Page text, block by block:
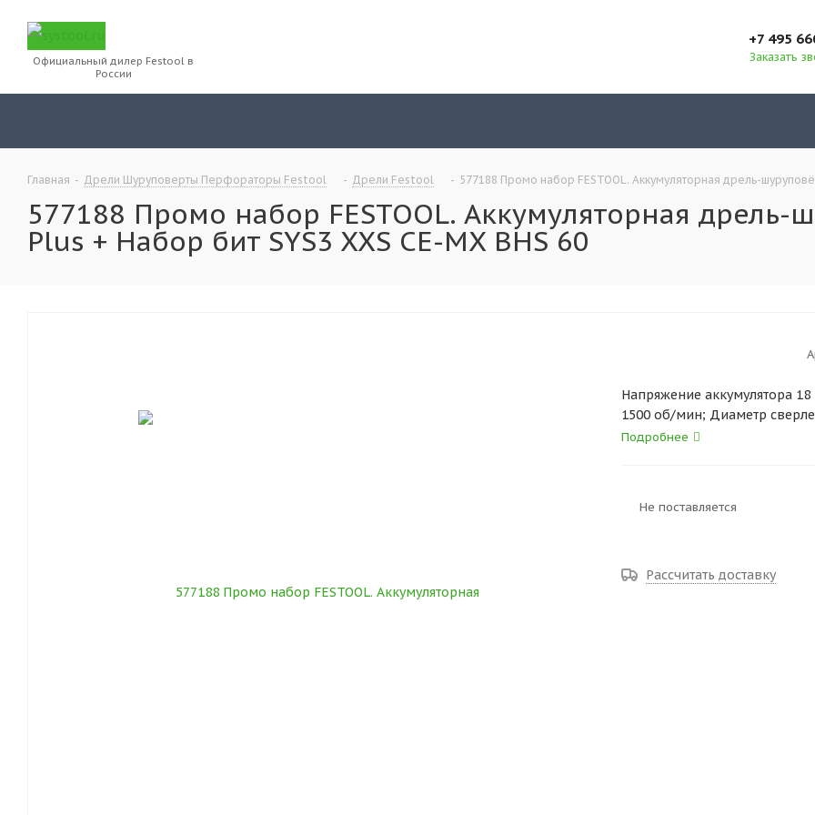
Официальный дилер Festool в
России
+7 495
Заказать
Главная - Дрели Шуруповерты Перфораторы Festool - Дрели Festool - 577188 Промо набор FESTOOL. Аккумуляторная дрель-
577188 Промо набор FESTOOL. Аккумуляторная дрель-
Plus + Набор бит SYS3 XXS CE-MX BHS 60
Напряжение аккумулятора
1500 об/мин; Диаметр
момента, 1/2-я ск. 0.8 - 8/0.5 -
Подробнее
Не поставляется
Рассчитать доставку